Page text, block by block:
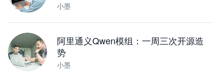
小墨
阿里通义Qwen模组：一周三次开源造
势
小墨